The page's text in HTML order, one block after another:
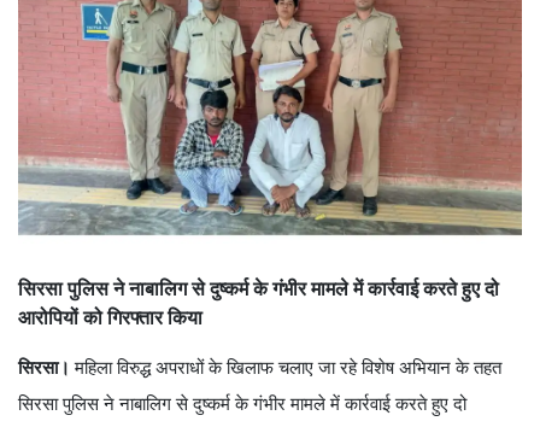
सिरसा पुलिस ने नाबालिग से दुष्कर्म के गंभीर मामले में कार्रवाई करते हुए दो
आरोपियों को गिरफ्तार किया
सिरसा। महिला विरुद्ध अपराधों के खिलाफ चलाए जा रहे विशेष अभियान के तहत
सिरसा पुलिस ने नाबालिग से दुष्कर्म के गंभीर मामले में कार्रवाई करते हुए दो